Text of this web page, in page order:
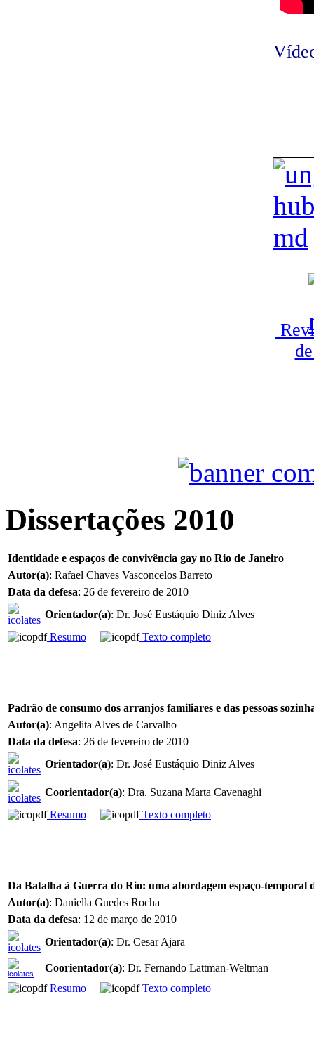
Dissertações 2010
Identidade e espaços de convivência gay no Rio de Janeiro
Autor(a): Rafael Chaves Vasconcelos Barreto
Data da defesa: 26 de fevereiro de 2010
Orientador(a): Dr. José Eustáquio Diniz Alves
Resumo
Texto completo
Padrão de consumo dos arranjos familiares e das pessoas
Autor(a): Angelita Alves de Carvalho
Data da defesa: 26 de fevereiro de 2010
Orientador(a): Dr. José Eustáquio Diniz Alves
Coorientador(a): Dra. Suzana Marta Cavenaghi
Resumo
Texto completo
Da Batalha à Guerra do Rio: uma abordagem espaço-temporal
Autor(a): Daniella Guedes Rocha
Data da defesa: 12 de março de 2010
Orientador(a): Dr. Cesar Ajara
Coorientador(a): Dr. Fernando Lattman-Weltman
Resumo
Texto completo